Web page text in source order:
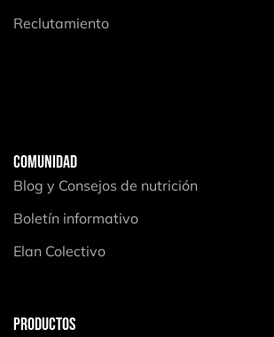
Reclutamiento
COMUNIDAD
Blog y Consejos de nutrición
Boletín informativo
Elan Colectivo
PRODUCTOS